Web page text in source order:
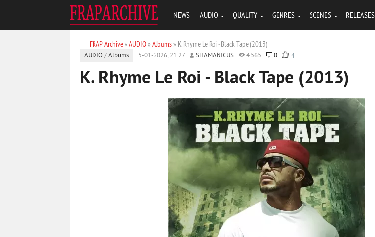
NEWS AUDIO QUALITY GENRES SCENES RELEASES
FRAP Archive» AUDIO» Albums» K. Rhyme Le Roi - Black Tape (2013)
AUDIO /Albums 5-01-2026, 21:27 SHAMANICUS 4 565 0 4
K. Rhyme Le Roi - Black Tape (2013)